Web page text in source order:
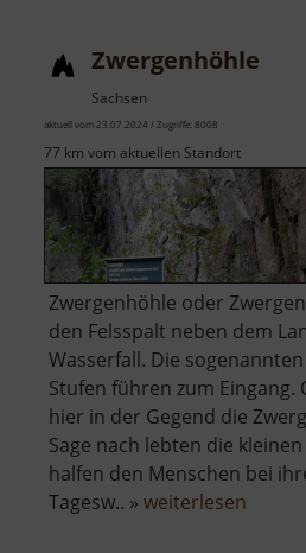
Zwergenhöhle
Sachsen
aktuell vom 23.07.2024 / Zugriffe: 8008
77 km vom aktuellen Standort
Zwergenhöhle oder
den Felsspalt neben dem
Wasserfall. Die
Stufen führen zum Eingang.
hier in der Gegend die
Sage nach lebten die
halfen den Menschen bei
Tagesw.. » weiterlesen